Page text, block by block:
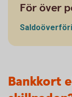
För över
Bankkort